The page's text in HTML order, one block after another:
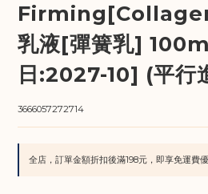
乳液[彈簧乳]
日:2027-10] (平行
3666057272714
全店，訂單金額折扣後滿198元，即享免運費